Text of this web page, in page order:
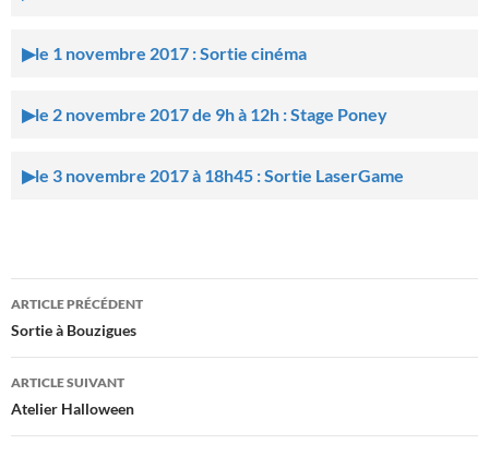
le 1 novembre 2017 : Sortie cinéma
le 2 novembre 2017 de 9h à 12h : Stage Poney
le 3 novembre 2017 à 18h45 : Sortie LaserGame
Navigation
des
articles
ARTICLE PRÉCÉDENT
Sortie à Bouzigues
ARTICLE SUIVANT
Atelier Halloween